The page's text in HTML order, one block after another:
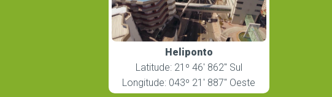
Heliponto
Latitude: 21º 46′ 862″ Sul
Longitude: 043º 21′ 887″ Oeste